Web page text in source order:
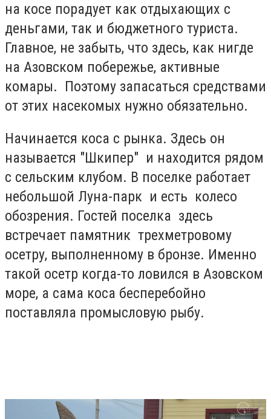
на косе порадует как отдыхающих с
деньгами, так и бюджетного туриста.
Главное, не забыть, что здесь, как нигде
на Азовском побережье, активные
комары. Поэтому запасаться средствами
от этих насекомых нужно обязательно.
Начинается коса с рынка. Здесь он
называется "Шкипер" и находится рядом
с сельским клубом. В поселке работает
небольшой Луна-парк и есть колесо
обозрения. Гостей поселка здесь
встречает памятник трехметровому
осетру, выполненному в бронзе. Именно
такой осетр когда-то ловился в Азовском
море, а сама коса бесперебойно
поставляла промысловую рыбу.